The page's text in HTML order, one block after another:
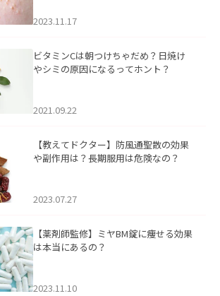
2023.11.17
ビタミンCは朝つけちゃだめ？日焼け
やシミの原因になるってホント？
2021.09.22
【教えてドクター】防風通聖散の効果
や副作用は？長期服用は危険なの？
2023.07.27
【薬剤師監修】ミヤBM錠に痩せる効果
は本当にあるの？
2023.11.10